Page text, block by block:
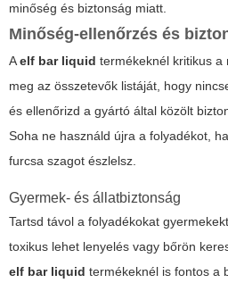
minőség és biztonság miatt.
Minőség-ellenőrzés és
Aelf bar liquid termékeknél kritikus a
meg az összetevők listáját, hogy
és ellenőrizd a gyártó által közölt
Soha ne használd újra a folyadékot,
furcsa szagot észlelsz.
Gyermek- és állatbiztonság
Tartsd távol a folyadékokat
toxikus lehet lenyelés vagy bőrön
elf bar liquid termékeknél is fontos a